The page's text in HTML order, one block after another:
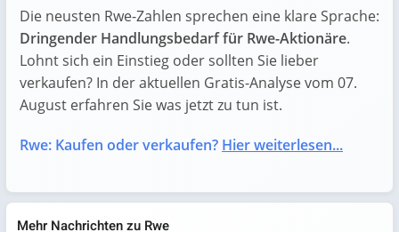
Die neusten Rwe-Zahlen sprechen eine klare Sprache:
Dringender Handlungsbedarf für Rwe-Aktionäre.
Lohnt sich ein Einstieg oder sollten Sie lieber
verkaufen? In der aktuellen Gratis-Analyse vom 07.
August erfahren Sie was jetzt zu tun ist.
Rwe: Kaufen oder verkaufen? Hier weiterlesen...
Mehr Nachrichten zu Rwe